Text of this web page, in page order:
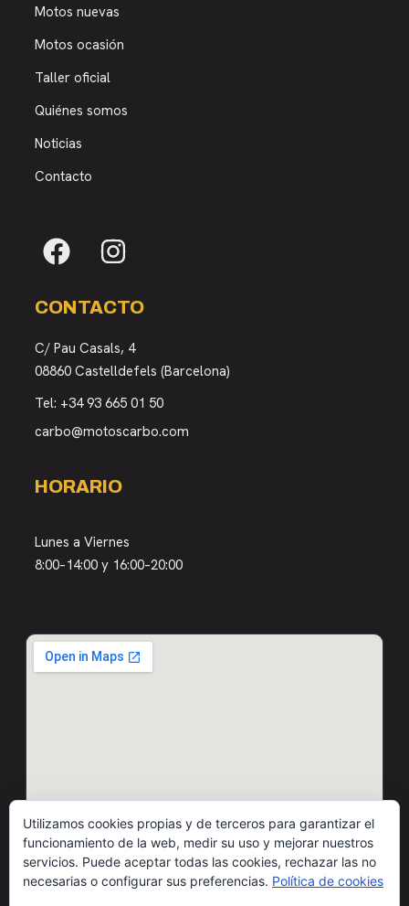
Motos nuevas
Motos ocasión
Taller oficial
Quiénes somos
Noticias
Contacto
CONTACTO
C/ Pau Casals, 4
08860 Castelldefels (Barcelona)
Tel: +34 93 665 01 50
carbo@motoscarbo.com
HORARIO
Lunes a Viernes
8:00–14:00 y 16:00–20:00
Utilizamos cookies propias y de terceros para garantizar el
funcionamiento de la web, medir su uso y mejorar nuestros
servicios. Puede aceptar todas las cookies, rechazar las no
necesarias o configurar sus preferencias. Política de cookies